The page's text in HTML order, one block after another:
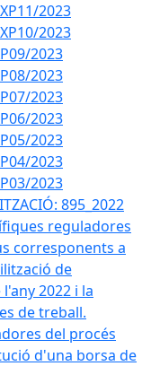
2023
2023
2023
2023
2023
2023
2023
2023
2023
895_2022
reguladores
corresponents a
de
2022 i la
de treball.
del procés
d'una borsa de